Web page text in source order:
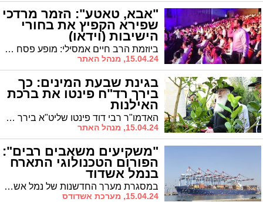
"אבא, טאטע": הזמר מרדכי
שפירא הקפיץ את בחורי
הישיבות (וידאו)
ביוזמת הרב חיים אמסילי: מופע פסח ענק לבחורי הישיבות עם מרדכי שפירא ומוטי וויס בשילוב סיום מסכת "כתובות" במשכן לאומנויות הבמה, מבית "מפרשים"
15.04.24, מנהל האתר
בגינת שבעת המינים: כך
בירך רד"ח פינטו את ברכת
האילנות
האדמו"ר רבי דוד פינטו שליט"א בירך ברכת האילנות בגינה שבה גדלים שבעת המינים
15.04.24, מנהל האתר
"משקיעים משאבים רבים":
הפורום הטכנולוגי התארח
בנמל אשדוד
במסגרת מערך החדשנות של נמל אשדוד, אירח אלי בר יוסף, מנכ"ל בפועל נמל אשדוד את פורום Industry 4.0 של בינת תקשורת מחשבים
15.04.24, מערכת אשדודס